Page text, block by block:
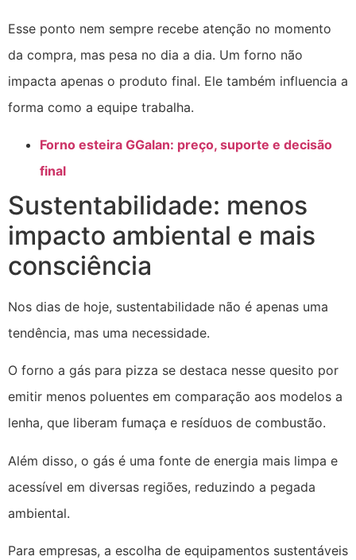
Esse ponto nem sempre recebe atenção no momento
da compra, mas pesa no dia a dia. Um forno não
impacta apenas o produto final. Ele também influencia a
forma como a equipe trabalha.
Forno esteira GGalan: preço, suporte e decisão
final
Sustentabilidade: menos
impacto ambiental e mais
consciência
Nos dias de hoje, sustentabilidade não é apenas uma
tendência, mas uma necessidade.
O forno a gás para pizza se destaca nesse quesito por
emitir menos poluentes em comparação aos modelos a
lenha, que liberam fumaça e resíduos de combustão.
Além disso, o gás é uma fonte de energia mais limpa e
acessível em diversas regiões, reduzindo a pegada
ambiental.
Para empresas, a escolha de equipamentos sustentáveis